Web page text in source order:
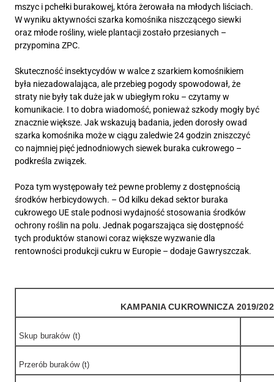
mszyc i pchełki burakowej, która żerowała na młodych liściach.
W wyniku aktywności szarka komośnika niszczącego siewki
oraz młode rośliny, wiele plantacji zostało przesianych –
przypomina ZPC.
Skuteczność insektycydów w walce z szarkiem komośnikiem
była niezadowalająca, ale przebieg pogody spowodował, że
straty nie były tak duże jak w ubiegłym roku – czytamy w
komunikacie. I to dobra wiadomość, ponieważ szkody mogły być
znacznie większe. Jak wskazują badania, jeden dorosły owad
szarka komośnika może w ciągu zaledwie 24 godzin zniszczyć
co najmniej pięć jednodniowych siewek buraka cukrowego –
podkreśla związek.
Poza tym występowały też pewne problemy z dostępnością
środków herbicydowych. – Od kilku dekad sektor buraka
cukrowego UE stale podnosi wydajność stosowania środków
ochrony roślin na polu. Jednak pogarszająca się dostępność
tych produktów stanowi coraz większe wyzwanie dla
rentowności produkcji cukru w Europie – dodaje Gawryszczak.
KAMPANIA CUKROWNICZA 2019/
Skup buraków (t)
Przerób buraków (t)